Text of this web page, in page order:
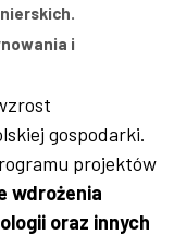
i
gospodarki.
projektów
wdrożenia
oraz innych